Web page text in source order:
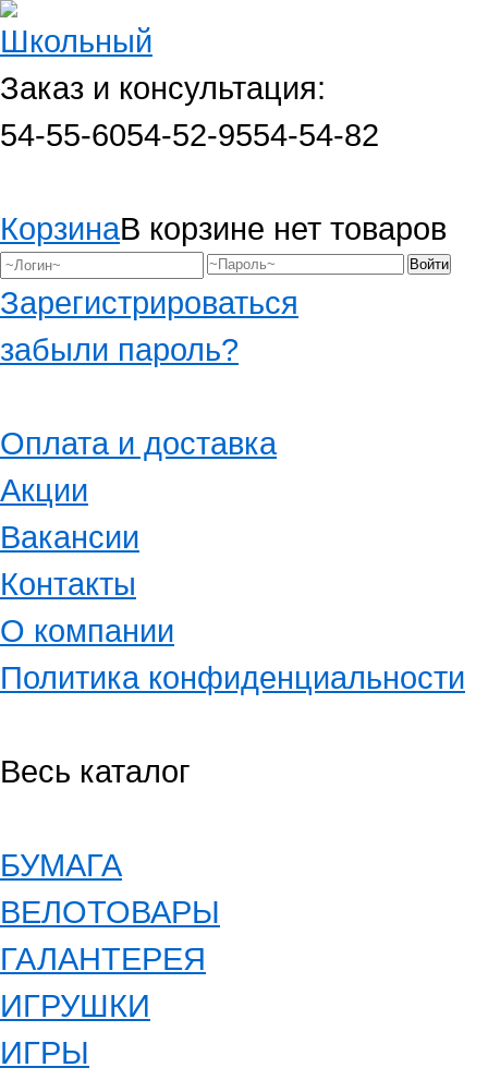
Заказ и консультация:
54-55-6054-52-9554-54-82
КорзинаВ корзине нет товаров
Зарегистрироваться
забыли пароль?
Оплата и доставка
Акции
Вакансии
Контакты
О компании
Политика конфиденциальности
Весь каталог
БУМАГА
ВЕЛОТОВАРЫ
ГАЛАНТЕРЕЯ
ИГРУШКИ
ИГРЫ